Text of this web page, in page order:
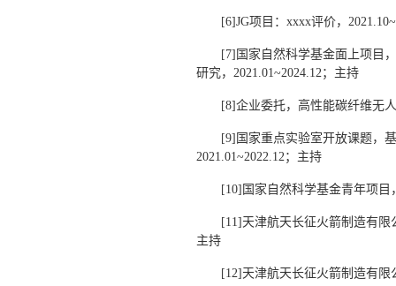
[6]JG项目：xxxx评价，
[7]国家自然科学基金面上项目
研究，2021.01~2024.12；主持
[8]企业委托，高性能碳纤维无
[9]国家重点实验室开放课题，
2021.01~2022.12；主持
[10]国家自然科学基金青年项目
[11]天津航天长征火箭制造有限
主持
[12]天津航天长征火箭制造有限